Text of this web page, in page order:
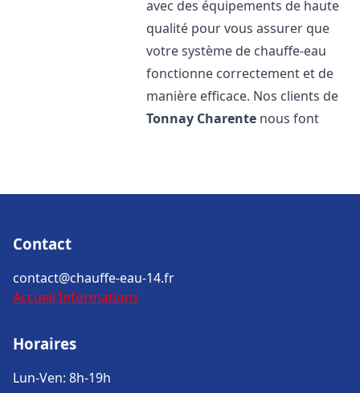
avec des équipements de haute
qualité pour vous assurer que
votre système de chauffe-eau
fonctionne correctement et de
manière efficace. Nos clients de
Tonnay Charente nous font
Contact
contact@chauffe-eau-14.fr
Accueil Informations
Horaires
Lun-Ven: 8h-19h